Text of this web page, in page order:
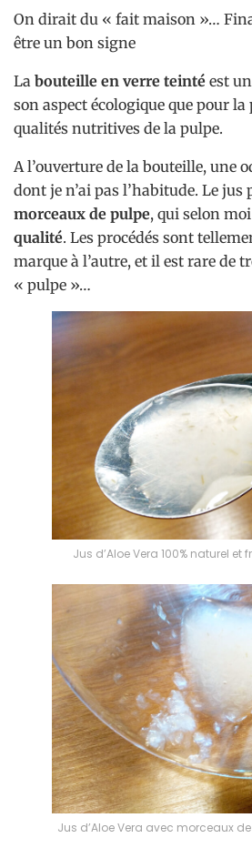
On dirait du « fait maison »…
être un bon signe
La bouteille en verre teinté est
son aspect écologique que pour
qualités nutritives de la pulpe.
A l’ouverture de la bouteille, une
dont je n’ai pas l’habitude. Le jus
morceaux de pulpe, qui selon
qualité. Les procédés sont
marque à l’autre, et il est rare de
« pulpe »…
Jus d’Aloe Vera 100% naturel et
Jus d’Aloe Vera avec morceaux